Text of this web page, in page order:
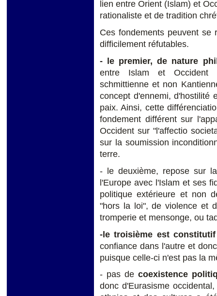
lien entre Orient (Islam) et
rationaliste et de tradition
Ces fondements peuvent
difficilement réfutables.
- le premier, de nature
entre Islam et Occident
schmittienne et non
concept d'ennemi, d'hostilité
paix. Ainsi, cette
fondement différent sur
Occident sur "l'affectio
sur la soumission
terre.
- le deuxième, repose sur
l'Europe avec l'Islam et ses
politique extérieure et non
"hors la loi", de violence et
tromperie et mensonge, ou
-le troisième est
confiance dans l'autre et
puisque celle-ci n'est pas la
- pas decoexistence
donc d'Eurasisme